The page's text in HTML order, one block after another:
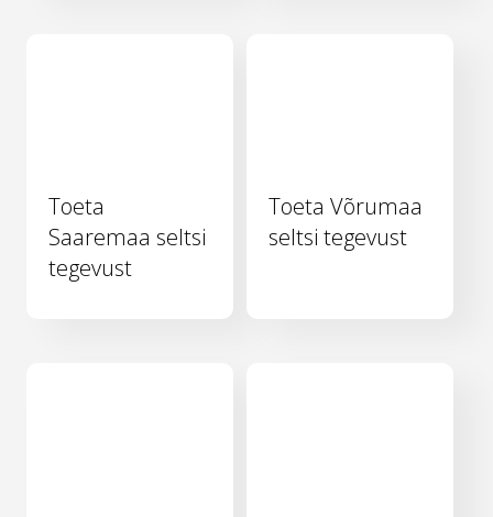
Toeta
Saaremaa seltsi
tegevust
Toeta Võrumaa
seltsi tegevust